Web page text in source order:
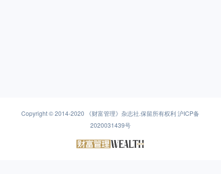
Copyright © 2014-2020 《财富管理》杂志社.保留所有权利沪ICP备
2020031439号